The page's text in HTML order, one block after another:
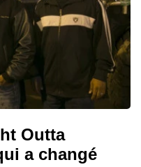
Outta
a changé